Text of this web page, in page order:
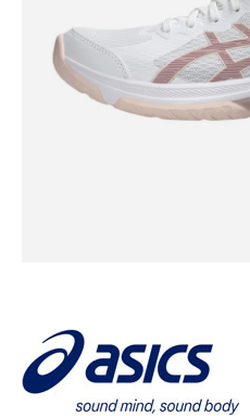
Bildgalerie
springen